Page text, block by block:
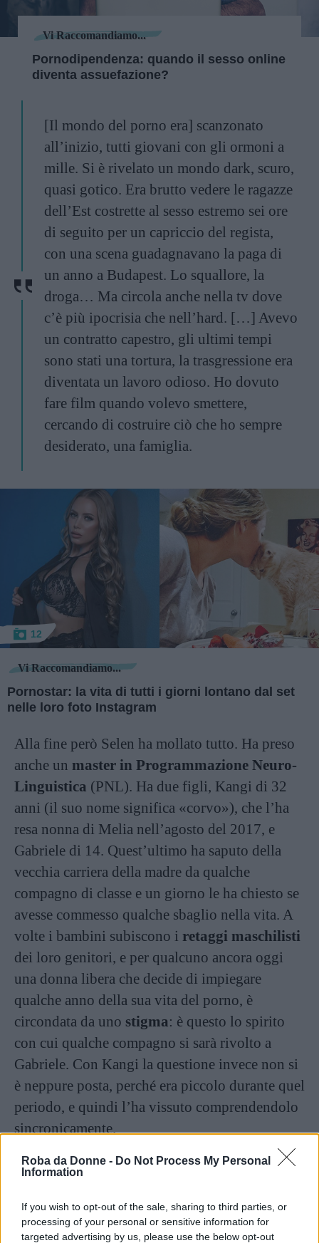
Roba da Donne - Do Not Process My Personal
Information
If you wish to opt-out of the sale, sharing to third parties, or
processing of your personal or sensitive information for
targeted advertising by us, please use the below opt-out
Vi Raccomandiamo...
Pornodipendenza: quando il sesso online
diventa assuefazione?
[Il mondo del porno era] scanzonato
all’inizio, tutti giovani con gli ormoni a
mille. Si è rivelato un mondo dark, scuro,
quasi gotico. Era brutto vedere le ragazze
dell’Est costrette al sesso estremo sei ore
di seguito per un capriccio del regista,
con una scena guadagnavano la paga di
un anno a Budapest. Lo squallore, la
droga… Ma circola anche nella tv dove
c’è più ipocrisia che nell’hard. […] Avevo
un contratto capestro, gli ultimi tempi
sono stati una tortura, la trasgressione era
diventata un lavoro odioso. Ho dovuto
fare film quando volevo smettere,
cercando di costruire ciò che ho sempre
desiderato, una famiglia.
12
Vi Raccomandiamo...
Pornostar: la vita di tutti i giorni lontano dal set
nelle loro foto Instagram
Alla fine però Selen ha mollato tutto. Ha preso
anche un master in Programmazione Neuro-
Linguistica (PNL). Ha due figli, Kangi di 32
anni (il suo nome significa «corvo»), che l’ha
resa nonna di Melia nell’agosto del 2017, e
Gabriele di 14. Quest’ultimo ha saputo della
vecchia carriera della madre da qualche
compagno di classe e un giorno le ha chiesto se
avesse commesso qualche sbaglio nella vita. A
volte i bambini subiscono i retaggi maschilisti
dei loro genitori, e per qualcuno ancora oggi
una donna libera che decide di impiegare
qualche anno della sua vita del porno, è
circondata da uno stigma: è questo lo spirito
con cui qualche compagno si sarà rivolto a
Gabriele. Con Kangi la questione invece non si
è neppure posta, perché era piccolo durante quel
periodo, e quindi l’ha vissuto comprendendolo
sincronicamente.